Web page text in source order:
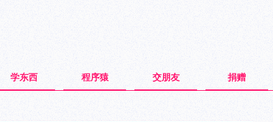
学东西 程序猿 交朋友 捐赠